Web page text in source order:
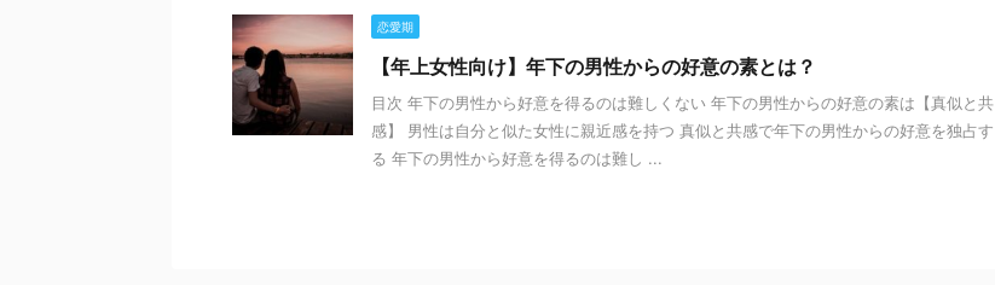
恋愛期
【年上女性向け】年下の男性からの好意の素とは？
目次 年下の男性から好意を得るのは難しくない 年下の男性からの好意の素は【真似と共
感】 男性は自分と似た女性に親近感を持つ 真似と共感で年下の男性からの好意を独占す
る 年下の男性から好意を得るのは難し ...